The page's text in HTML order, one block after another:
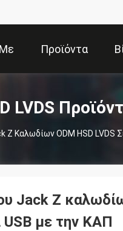
Προϊόντα
LVDS
Ζ Καλωδίων ODM HSD LVDS
Jack Ζ
με την ΚΑΠ